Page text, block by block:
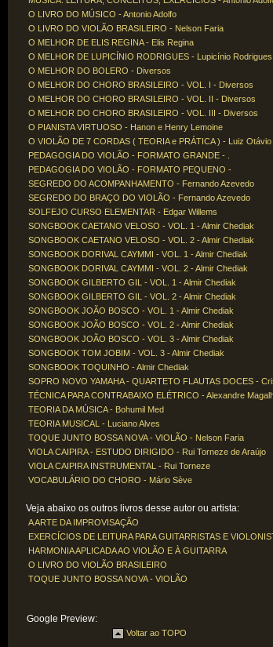
O LIVRO DO MÚSICO - Antonio Adolfo
O LIVRO DO VIOLÃO BRASILEIRO - Nelson Faria
O MELHOR DE ELIS REGINA - Elis Regina
O MELHOR DE LUPICÍNIO RODRIGUES - Lupicínio Rodrigues
O MELHOR DO BOLERO - Diversos
O MELHOR DO CHORO BRASILEIRO - VOL. I - Diversos
O MELHOR DO CHORO BRASILEIRO - VOL. II - Diversos
O MELHOR DO CHORO BRASILEIRO - VOL. III - Diversos
O PIANISTA VIRTUOSO - Hanon e Henry Lemoine
O VIOLÃO DE 7 CORDAS ( TEORIA e PRÁTICA ) - Luiz
PEDAGOGIA DO VIOLÃO - FORMATO GRANDE - .
PEDAGOGIA DO VIOLÃO - FORMATO PEQUENO -
SEGREDO DO ACOMPANHAMENTO - Fernando Azevedo
SEGREDO DO BRAÇO DO VIOLÃO - Fernando Azevedo
SOLFEJO CURSO ELEMENTAR - Edgar Willems
SONGBOOK CAETANO VELOSO - VOL. 1 - Almir Chediak
SONGBOOK CAETANO VELOSO - VOL. 2 - Almir Chediak
SONGBOOK DORIVAL CAYMMI - VOL. 1 - Almir Chediak
SONGBOOK DORIVAL CAYMMI - VOL. 2 - Almir Chediak
SONGBOOK GILBERTO GIL - VOL. 1 - Almir Chediak
SONGBOOK GILBERTO GIL - VOL. 2 - Almir Chediak
SONGBOOK JOÃO BOSCO - VOL. 1 - Almir Chediak
SONGBOOK JOÃO BOSCO - VOL. 2 - Almir Chediak
SONGBOOK JOÃO BOSCO - VOL. 3 - Almir Chediak
SONGBOOK TOM JOBIM - VOL. 3 - Almir Chediak
SONGBOOK TOQUINHO - Almir Chediak
SOPRO NOVO YAMAHA - QUARTETO FLAUTAS DOCES -
TÉCNICA PARA CONTRABAIXO ELÉTRICO - Alexandre
TEORIA DA MÚSICA - Bohumil Med
TEORIA MUSICAL - Luciano Alves
TOQUE JUNTO BOSSA NOVA - VIOLÃO - Nelson Faria
VIOLA CAIPIRA - ESTUDO DIRIGIDO - Rui Torneze de Araújo
VIOLA CAIPIRA INSTRUMENTAL - Rui Torneze
VOCABULÁRIO DO CHORO - Mário Sève
Veja abaixo os outros livros desse autor ou artista:
A ARTE DA IMPROVISAÇÃO
EXERCÍCIOS DE LEITURA PARA GUITARRISTAS E
HARMONIA APLICADA AO VIOLÃO E À GUITARRA
O LIVRO DO VIOLÃO BRASILEIRO
TOQUE JUNTO BOSSA NOVA - VIOLÃO
Google Preview:
Voltar ao TOPO